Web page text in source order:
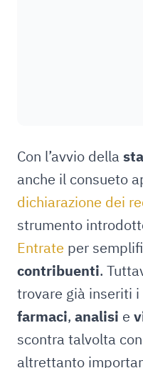
Con l’avvio della
anche il consueto
dichiarazione dei
strumento
Entrate per
contribuenti.
trovare già inseriti
farmaci, analisi e
scontra talvolta
altrettanto